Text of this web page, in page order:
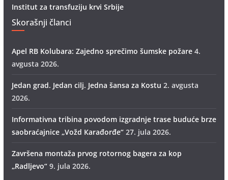
Institut za transfuziju krvi Srbije
Skorašnji članci
Apel RB Kolubara: Zajedno sprečimo šumske požare 4.
avgusta 2026.
Jedan grad. Jedan cilj. Jedna šansa za Kostu 2. avgusta
2026.
Informativna tribina povodom izgradnje trase buduće brze
saobraćajnice „Vožd Кarađorđe“ 27. jula 2026.
Završena montaža prvog rotornog bagera za kop
„Radlјevo“ 9. jula 2026.